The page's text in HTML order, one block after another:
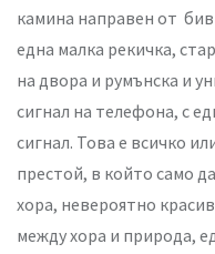
камина направен от
една малка рекичка,
на двора и румънска и
сигнал на телефона, с
сигнал. Това е всичко
престой, в който само
хора, невероятно
между хора и природа,